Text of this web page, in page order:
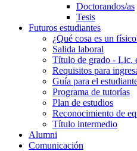
Doctorandos/as
Tesis
Futuros estudiantes
¿Qué cosa es un
Salida laboral
Título de grado - Lic.
Requisitos para
Guía para el
Programa de tutorías
Plan de estudios
Reconocimiento de
Título intermedio
Alumni
Comunicación